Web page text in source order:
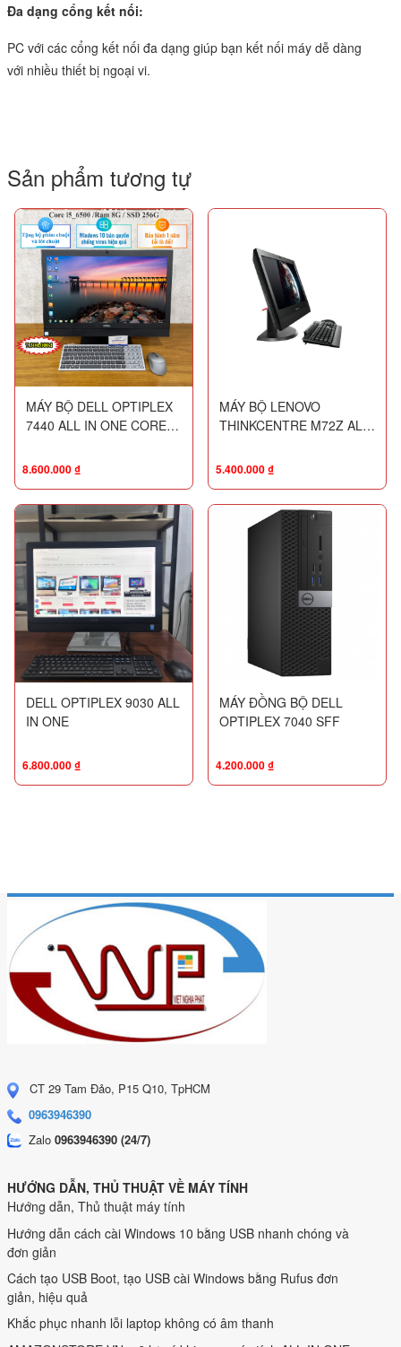
Đa dạng cổng kết nối:
PC với các cổng kết nối đa dạng giúp bạn kết nối máy dễ dàng
với nhiều thiết bị ngoại vi.
Sản phẩm tương tự
MÁY BỘ DELL OPTIPLEX
7440 ALL IN ONE CORE
256G /24INCH FHD /
8.600.000₫
MÁY BỘ LENOVO
THINKCENTRE M72Z ALL
5.400.000₫
DELL OPTIPLEX 9030 ALL
IN ONE
6.800.000₫
MÁY ĐỒNG BỘ DELL
OPTIPLEX 7040 SFF
4.200.000₫
CT 29 Tam Đảo, P15 Q10, TpHCM
0963946390
Zalo 0963946390 (24/7)
HƯỚNG DẪN, THỦ THUẬT VỀ MÁY TÍNH
Hướng dẫn, Thủ thuật máy tính
Hướng dẫn cách cài Windows 10 bằng USB nhanh chóng và
đơn giản
Cách tạo USB Boot, tạo USB cài Windows bằng Rufus đơn
giản, hiệu quả
Khắc phục nhanh lỗi laptop không có âm thanh